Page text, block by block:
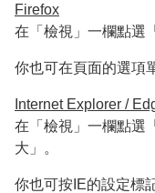
Firefox
在「檢視」一欄點選
你也可在頁面的選項
Internet Explorer /
在「檢視」一欄點選
大」。
你也可按IE的設定標